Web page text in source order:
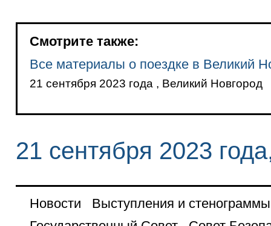
Смотрите также:
Все материалы о поездке в Великий
21 сентября 2023 года , Великий Новгород
21 сентября 2023
Новости
Выступления и стенограммы